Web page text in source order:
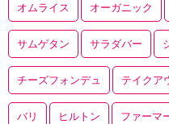
オムライス オーガニック
サムゲタン サラダバー
チーズフォンデュ テイクア
バリ ヒルトン ファーマ